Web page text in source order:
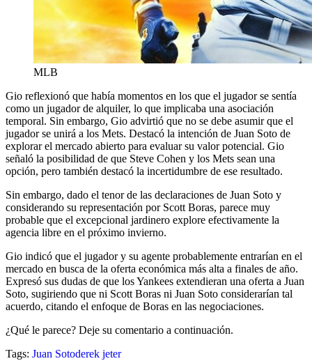
MLB
Gio reflexionó que había momentos en los que el jugador se sentía
como un jugador de alquiler, lo que implicaba una asociación
temporal. Sin embargo, Gio advirtió que no se debe asumir que el
jugador se unirá a los Mets. Destacó la intención de Juan Soto de
explorar el mercado abierto para evaluar su valor potencial. Gio
señaló la posibilidad de que Steve Cohen y los Mets sean una
opción, pero también destacó la incertidumbre de ese resultado.
Sin embargo, dado el tenor de las declaraciones de Juan Soto y
considerando su representación por Scott Boras, parece muy
probable que el excepcional jardinero explore efectivamente la
agencia libre en el próximo invierno.
Gio indicó que el jugador y su agente probablemente entrarían en el
mercado en busca de la oferta económica más alta a finales de año.
Expresó sus dudas de que los Yankees extendieran una oferta a Juan
Soto, sugiriendo que ni Scott Boras ni Juan Soto considerarían tal
acuerdo, citando el enfoque de Boras en las negociaciones.
¿Qué le parece? Deje su comentario a continuación.
Tags: Juan Sotoderek jeter